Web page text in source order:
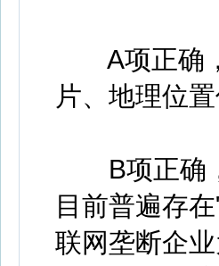
A项正确，
片、地理位置
B项正确，
目前普遍存
联网垄断企